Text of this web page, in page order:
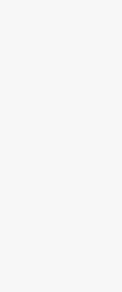
Garrafas
Precisa de
forma
Custo de
Molde de uma só
Molde de dupla
Preço incluindo